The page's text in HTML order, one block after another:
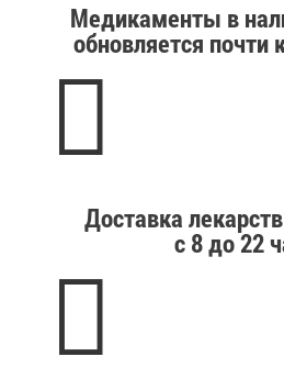
Медикаменты в
обновляется

Доставка
с 8 до 22
